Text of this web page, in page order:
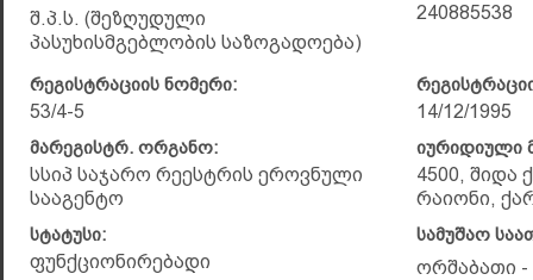
შ.პ.ს. (შეზღუდული
პასუხისმგებლობის საზოგადოება)
240885538
რეგისტრაციის ნომერი:
53/4-5 14/12/1995
მარეგისტრ. ორგანო:
სსიპ საჯარო რეესტრის ეროვნული
სააგენტო
იურიდიული
4500,
რაიონი,
სტატუსი:
ფუნქციონირებადი
სამუშაო
ორშაბათი -